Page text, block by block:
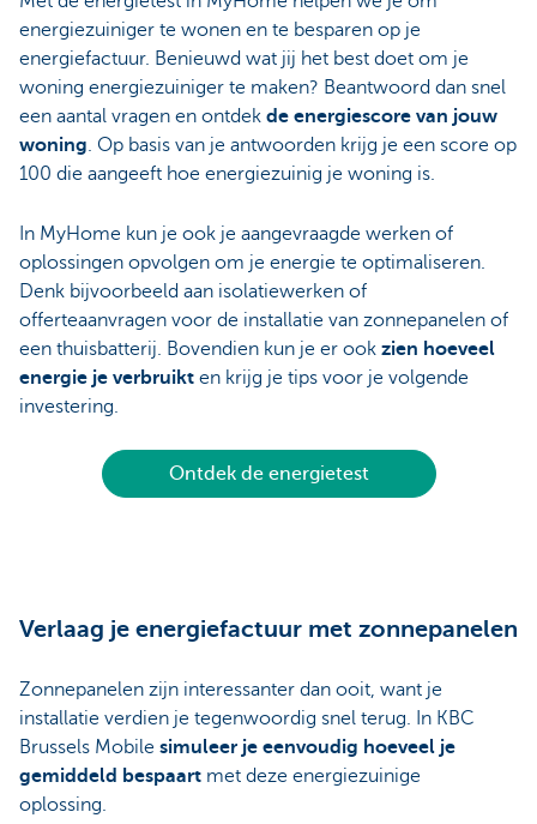
energiezuiniger te wonen en te besparen op je
energiefactuur. Benieuwd wat jij het best doet om je
woning energiezuiniger te maken? Beantwoord dan snel
een aantal vragen en ontdek de energiescore van jouw
woning. Op basis van je antwoorden krijg je een score op
100 die aangeeft hoe energiezuinig je woning is.
In MyHome kun je ook je aangevraagde werken of
oplossingen opvolgen om je energie te optimaliseren.
Denk bijvoorbeeld aan isolatiewerken of
offerteaanvragen voor de installatie van zonnepanelen of
een thuisbatterij. Bovendien kun je er ook zien hoeveel
energie je verbruikt en krijg je tips voor je volgende
investering.
Ontdek de energietest
Verlaag je energiefactuur met zonnepanelen
Zonnepanelen zijn interessanter dan ooit, want je
installatie verdien je tegenwoordig snel terug. In KBC
Brussels Mobile simuleer je eenvoudig hoeveel je
gemiddeld bespaart met deze energiezuinige
oplossing.